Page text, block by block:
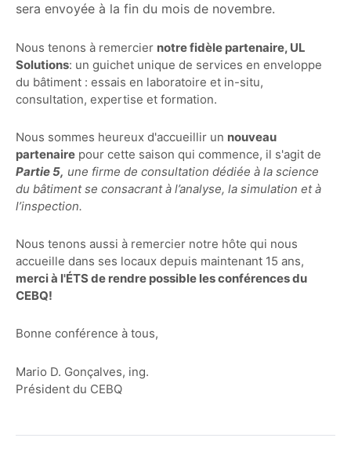
sera envoyée à la fin du mois de novembre.
Nous tenons à remercier notre fidèle partenaire, UL
Solutions: un guichet unique de services en enveloppe
du bâtiment : essais en laboratoire et in-situ,
consultation, expertise et formation.
Nous sommes heureux d'accueillir un nouveau
partenaire pour cette saison qui commence, il s'agit de
Partie 5, une firme de consultation dédiée à la science
du bâtiment se consacrant à l’analyse, la simulation et à
l’inspection.
Nous tenons aussi à remercier notre hôte qui nous
accueille dans ses locaux depuis maintenant 15 ans,
merci à l'ÉTS de rendre possible les conférences du
CEBQ!
Bonne conférence à tous,
Mario D. Gonçalves, ing.
Président du CEBQ